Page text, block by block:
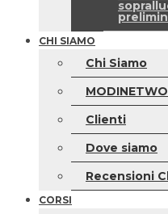
CHI SIAMO
Chi Siamo
Clienti
Dove siamo
Recensioni
CORSI